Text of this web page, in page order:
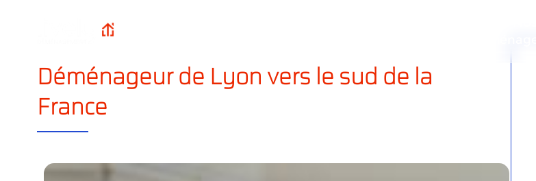
Déménageur de Lyon vers le sud de la
France